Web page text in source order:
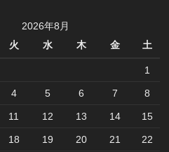
2026年8月
火
水 木 金 土
1
4 5 6 7 8
11 12 13 14 15
18 19 20 21 22